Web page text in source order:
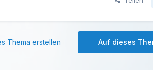
Auf dieses
Thema erstellen